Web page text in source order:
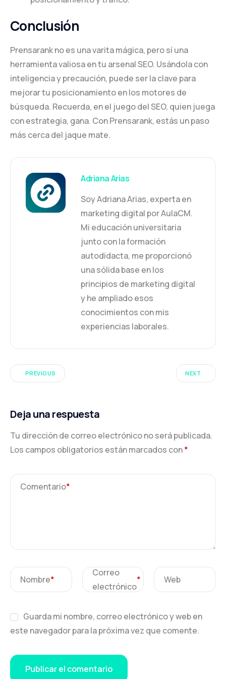
Conclusión
Prensarank no es una varita mágica, pero sí una
herramienta valiosa en tu arsenal SEO. Usándola con
inteligencia y precaución, puede ser la clave para
mejorar tu posicionamiento en los motores de
búsqueda. Recuerda, en el juego del SEO, quien juega
con estrategia, gana. Con Prensarank, estás un paso
más cerca del jaque mate.
Adriana Arias
Soy Adriana Arias, experta en
marketing digital por AulaCM.
Mi educación universitaria
junto con la formación
autodidacta, me proporcionó
una sólida base en los
principios de marketing digital
y he ampliado esos
conocimientos con mis
experiencias laborales.
PREVIOUS NEXT
Deja una respuesta
Tu dirección de correo electrónico no será publicada.
Los campos obligatorios están marcados con*
Comentario*
Nombre*
Correo
electrónico
* Web
Guarda mi nombre, correo electrónico y web en
este navegador para la próxima vez que comente.